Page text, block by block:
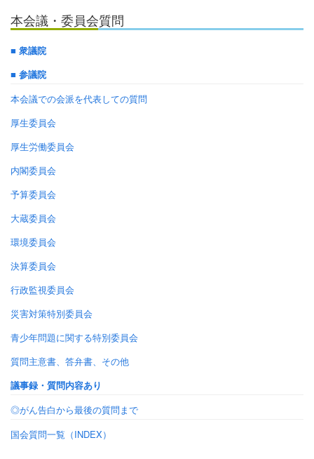
本会議・委員会質問
■ 衆議院
■ 参議院
本会議での会派を代表しての質問
厚生委員会
厚生労働委員会
内閣委員会
予算委員会
大蔵委員会
環境委員会
決算委員会
行政監視委員会
災害対策特別委員会
青少年問題に関する特別委員会
質問主意書、答弁書、その他
議事録・質問内容あり
◎がん告白から最後の質問まで
国会質問一覧（INDEX）